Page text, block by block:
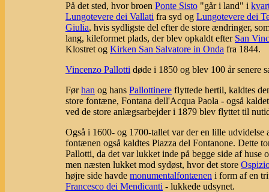
På det sted, hvor broen Ponte Sisto "går i land" i
Lungotevere dei Vallati fra syd og Lungotevere dei
Giulia, hvis sydligste del efter de store ændringer,
lang, kileformet plads, der blev opkaldt efter San
Klostret og Kirken San Salvatore in Onda fra 1844.
Vincenzo Pallotti døde i 1850 og blev 100 år senere
Førhan og hans Pallottinere flyttede hertil, kaldtes
store fontæne, Fontana dell'Acqua Paola - også
ved de store anlægsarbejder i 1879 blev flyttet til
Også i 1600- og 1700-tallet var der en lille udvidelse
fontænen også kaldtes Piazza del Fontanone. Dette
Pallotti, da det var lukket inde på begge side af
men næsten lukket mod sydøst, hvor det store
højre side havde monumentalfontænen i form af en
Francesco dei Mendicanti - lukkede udsynet.